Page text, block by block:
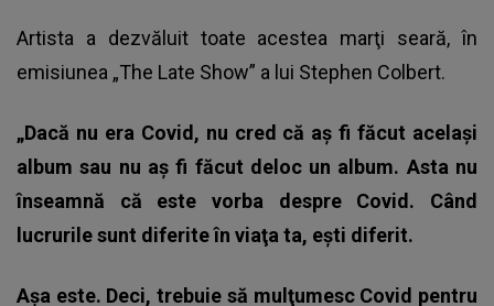
Artista a dezvăluit toate acestea marţi seară, în
emisiunea „The Late Show” a lui Stephen Colbert.
„Dacă nu era Covid, nu cred că aş fi făcut acelaşi
album sau nu aş fi făcut deloc un album. Asta nu
înseamnă că este vorba despre Covid. Când
lucrurile sunt diferite în viaţa ta, eşti diferit.
Aşa este. Deci, trebuie să mulţumesc Covid pentru